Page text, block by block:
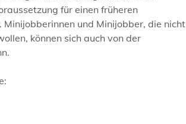
für einen früheren
und Minijobber, die nicht
können sich auch von der